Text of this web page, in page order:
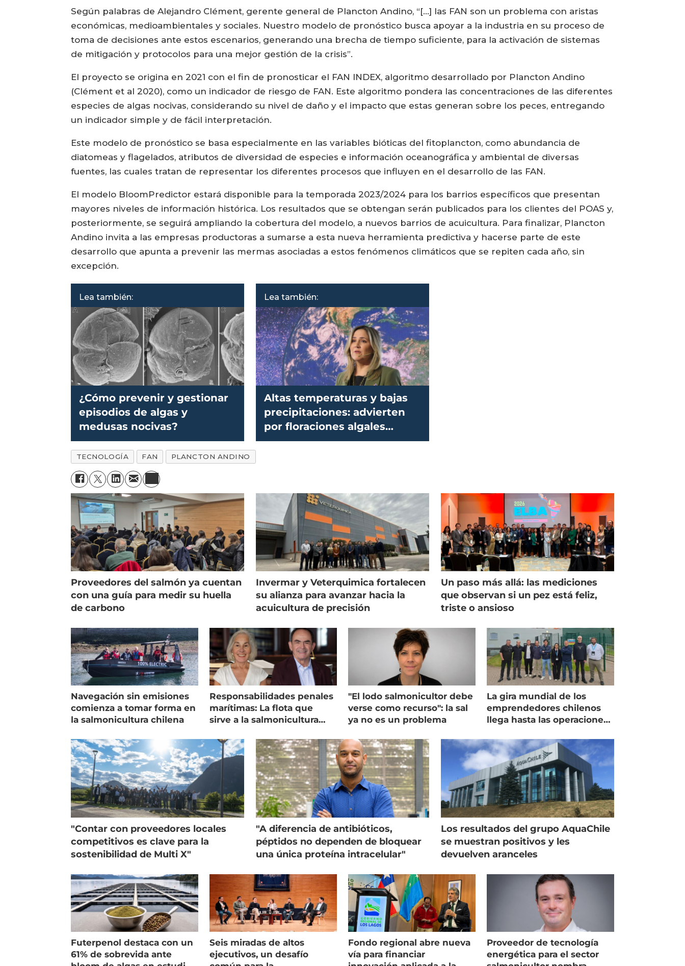
Según palabras de Alejandro Clément, gerente general de Plancton Andino, “[…] las FAN son un problema con aristas
económicas, medioambientales y sociales. Nuestro modelo de pronóstico busca apoyar a la industria en su proceso de
toma de decisiones ante estos escenarios, generando una brecha de tiempo suficiente, para la activación de sistemas
de mitigación y protocolos para una mejor gestión de la crisis”.
El proyecto se origina en 2021 con el fin de pronosticar el FAN INDEX, algoritmo desarrollado por Plancton Andino
(Clément et al 2020), como un indicador de riesgo de FAN. Este algoritmo pondera las concentraciones de las diferentes
especies de algas nocivas, considerando su nivel de daño y el impacto que estas generan sobre los peces, entregando
un indicador simple y de fácil interpretación.
Este modelo de pronóstico se basa especialmente en las variables bióticas del fitoplancton, como abundancia de
diatomeas y flagelados, atributos de diversidad de especies e información oceanográfica y ambiental de diversas
fuentes, las cuales tratan de representar los diferentes procesos que influyen en el desarrollo de las FAN.
El modelo BloomPredictor estará disponible para la temporada 2023/2024 para los barrios específicos que presentan
mayores niveles de información histórica. Los resultados que se obtengan serán publicados para los clientes del POAS y,
posteriormente, se seguirá ampliando la cobertura del modelo, a nuevos barrios de acuicultura. Para finalizar, Plancton
Andino invita a las empresas productoras a sumarse a esta nueva herramienta predictiva y hacerse parte de este
desarrollo que apunta a prevenir las mermas asociadas a estos fenómenos climáticos que se repiten cada año, sin
excepción.
Lea también:
¿Cómo prevenir y gestionar
episodios de algas y
medusas nocivas?
Lea también:
Altas temperaturas y bajas
precipitaciones: advierten
por floraciones algales
nocivas
TECNOLOGÍA FAN PLANCTON ANDINO
Proveedores del salmón ya cuentan
con una guía para medir su huella
de carbono
Invermar y Veterquimica fortalecen
su alianza para avanzar hacia la
acuicultura de precisión
Un paso más allá: las mediciones
que observan si un pez está feliz,
triste o ansioso
Navegación sin emisiones
comienza a tomar forma en
la salmonicultura chilena
Responsabilidades penales
marítimas: La flota que
sirve a la salmonicultura
"El lodo salmonicultor debe
verse como recurso": la sal
ya no es un problema
La gira mundial de los
emprendedores chilenos
llega hasta las operaciones
"Contar con proveedores locales
competitivos es clave para la
sostenibilidad de Multi X"
"A diferencia de antibióticos,
péptidos no dependen de bloquear
una única proteína intracelular"
Los resultados del grupo AquaChile
se muestran positivos y les
devuelven aranceles
Futerpenol destaca con un
61% de sobrevida ante
Seis miradas de altos
ejecutivos, un desafío
Fondo regional abre nueva
vía para financiar
Proveedor de tecnología
energética para el sector